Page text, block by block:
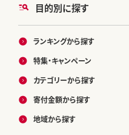
目的別に探す
ランキングから探す
特集・キャンペーン
カテゴリーから探す
寄付金額から探す
地域から探す